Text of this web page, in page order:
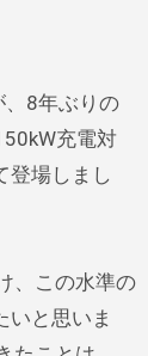
、8年ぶりの
充電対
登場しまし
、この水準の
いと思いま